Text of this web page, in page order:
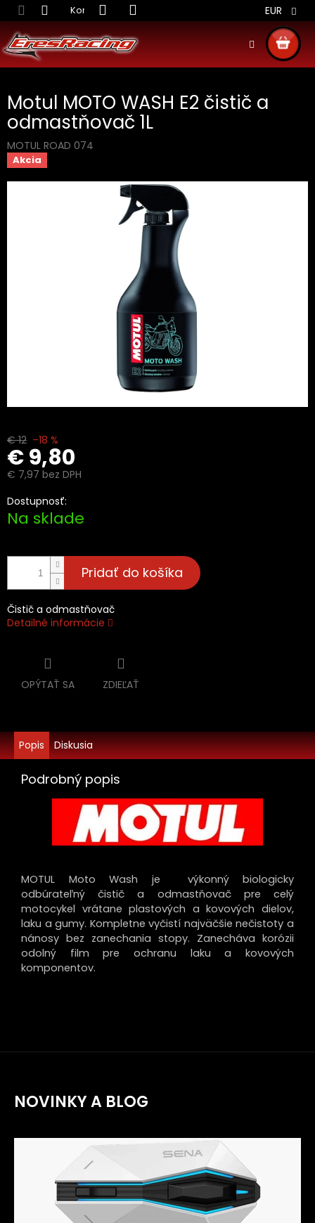
Prejsť
na
obsah
Kontakt Obchodné podmienky Doprava
EUR
KOŠÍK
Motul MOTO WASH E2 čistič a
odmastňovač 1L
MOTUL ROAD 074
Akcia
€ 12 –18 %
€ 9,80
€ 7,97 bez DPH
Jednotková
cena:
Dostupnosť:
Na sklade
Pridať do košíka
Čistič a odmastňovač
Detailné informácie
OPÝTAŤ SA ZDIEĽAŤ
Popis Diskusia
Podrobný popis
MOTUL Moto Wash je výkonný biologicky
odbúrateľný čistič a odmastňovač pre celý
motocykel vrátane plastových a kovových dielov,
laku a gumy. Kompletne vyčistí najväčšie nečistoty a
nánosy bez zanechania stopy. Zanecháva korózii
odolný film pre ochranu laku a kovových
komponentov.
NOVINKY A BLOG